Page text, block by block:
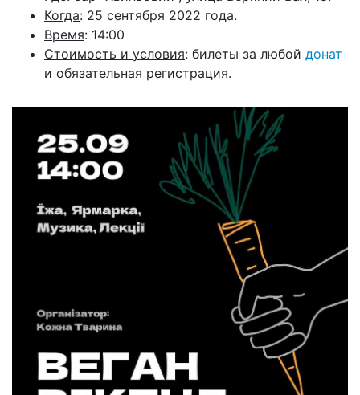
Когда: 25 сентября 2022 года.
Время: 14:00
Стоимость и условия: билеты за любой донат
и обязательная регистрация.